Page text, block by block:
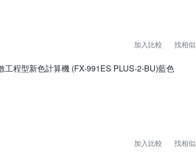
加入比較 找相似
工程型新色計算機 (FX-991ES PLUS-2-BU)藍色
加入比較 找相似